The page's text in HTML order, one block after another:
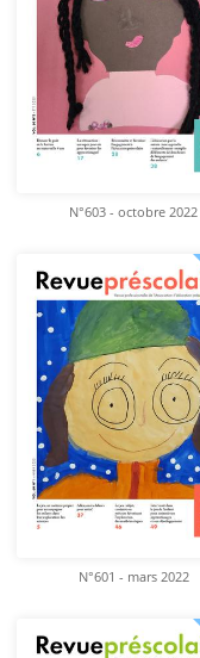
N°603 - octobre 2022
N°601 - mars 2022